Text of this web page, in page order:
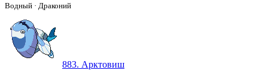
Водный · Драконий
883. Арктовиш